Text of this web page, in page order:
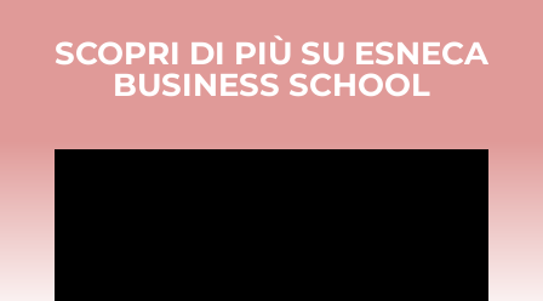
SCOPRI DI PIÙ SU ESNECA
BUSINESS SCHOOL